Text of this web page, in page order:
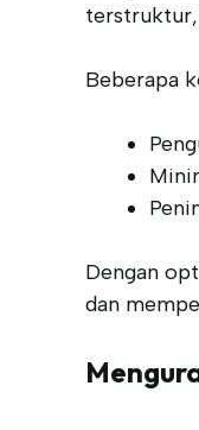
terstruktur,
Beberapa
Dengan
dan